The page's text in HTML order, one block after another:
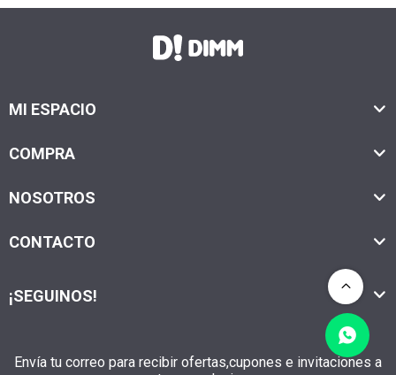
MI ESPACIO
COMPRA
NOSOTROS
CONTACTO
Envía tu correo para recibir ofertas,cupones e invitaciones a
¡SEGUINOS!